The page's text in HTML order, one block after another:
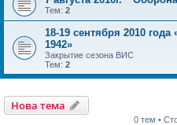
Тем: 2
18-19 сентября 2010
1942»
Закрытие сезона ВИС
Тем: 2
Нова тема
0 тем •